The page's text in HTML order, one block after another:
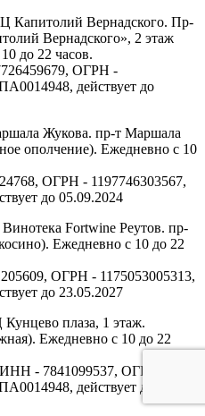
Капитолий Вернадского. Пр-
Вернадского», 2 этаж
до 22 часов.
ОГРН -
действует до
Жукова. пр-т Маршала
ополчение). Ежедневно с 10
ОГРН - 1197746303567,
до 05.09.2024
Винотека Fortwine Реутов. пр-
Ежедневно с 10 до 22
ОГРН - 1175053005313,
до 23.05.2027
плаза, 1 этаж.
Ежедневно с 10 до 22
- 7841099537, ОГРН -
действует до